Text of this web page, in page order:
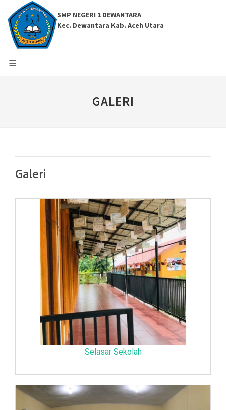
SMP NEGERI 1 DEWANTARA
Kec. Dewantara Kab. Aceh Utara
GALERI
Galeri
Selasar Sekolah